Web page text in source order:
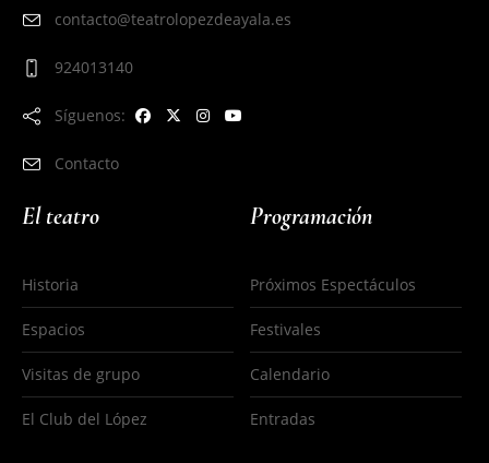
contacto@teatrolopezdeayala.es
924013140
Síguenos:
Contacto
El teatro
Historia
Espacios
Visitas de grupo
El Club del López
Programación
Próximos Espectáculos
Festivales
Calendario
Entradas